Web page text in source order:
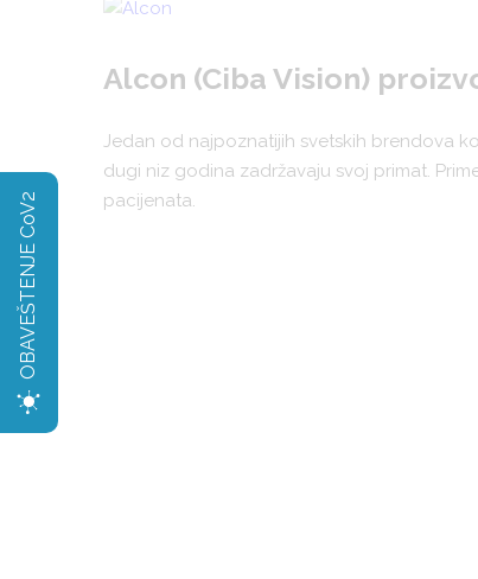
Alcon (Ciba Vision)
Jedan od najpoznatijih svetskih brendova
dugi niz godina zadržavaju svoj primat.
pacijenata.
OBAVEŠTENJE CoV2